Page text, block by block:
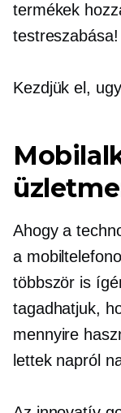
termékek
testreszabása!
Kezdjük el,
Ahogy a
a
többször is
tagadhatjuk,
mennyire
lettek napról